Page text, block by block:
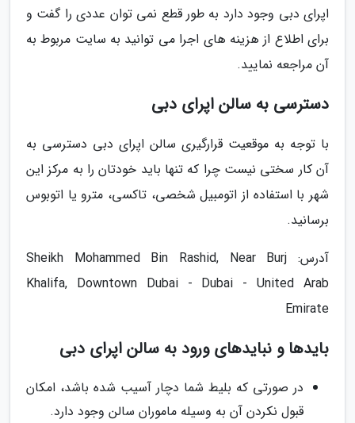
اپرای دبی وجود دارد به طور قطع نمی توان عددی را گفت و
برای اطلاع از هزینه های اجرا می توانید به سایت مربوط به
آن مراجعه نمایید.
دسترسی به سالن اپرای دبی
با توجه به موقعیت قرارگیری سالن اپرای دبی دسترسی به
آن کار سختی نیست چرا که تنها باید خودتان را به مرکز این
شهر با استفاده از اتومبیل شخصی، تاکسی، مترو یا اتوبوس
برسانید.
آدرس: Sheikh Mohammed Bin Rashid, Near Burj
Khalifa, Downtown Dubai - Dubai - United Arab
Emirate
بایدها و نبایدهای ورود به سالن اپرای دبی
در صورتی که بلیط شما دچار آسیب شده باشد، امکان
قبول نکردن آن به وسیله ماموران سالن وجود دارد.